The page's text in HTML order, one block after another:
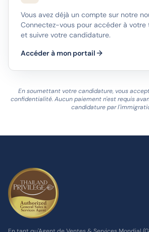
Vous avez déjà un compte sur notre
Connectez-vous pour accéder à votre
et suivre votre candidature.
Accéder à mon portail
En soumettant votre candidature, vous
confidentialité. Aucun paiement n'est requis
candidature par